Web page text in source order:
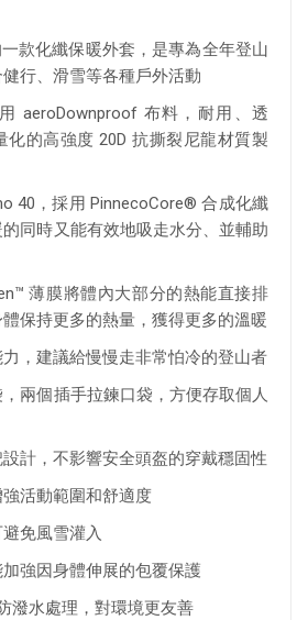
款化纖保暖外套，是專為全年登山
行、滑雪等各種戶外活動
aeroDownproof 布料，耐用、透
化的高強度 20D 抗撕裂尼龍材質製
40，採用 PinnecoCore® 合成化纖
同時又能有效地吸走水分、並輔助
薄膜將體內大部分的熱能直接排
保持更多的熱量，獲得更多的溫暖
力，建議給慢慢走非常怕冷的登山者
，兩個插手拉鍊口袋，方便存取個人
設計，不影響安全頭盔的穿戴穩固性
強活動範圍和舒適度
免風雪灌入
加強因身體伸展的包覆保護
潑水處理，對環境更友善